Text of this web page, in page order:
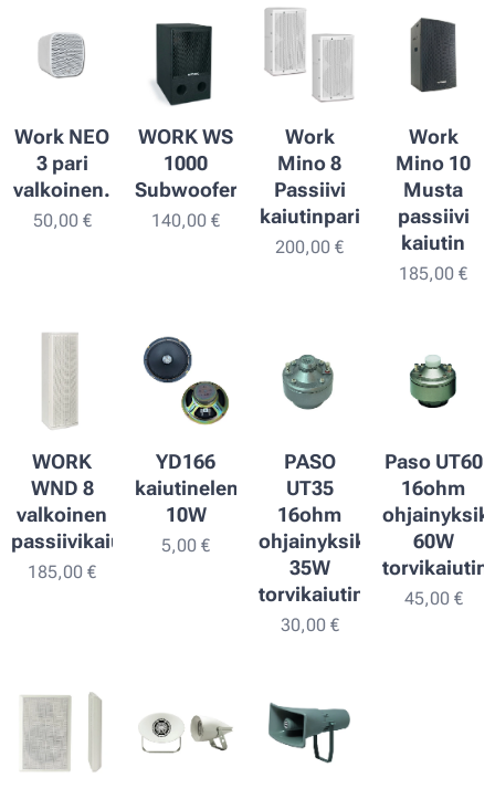
Work NEO
3 pari
valkoinen.
50,00€
WORK WS
1000
Subwoofer
140,00 €
Work
Mino 8
Passiivi
kaiutinpari
200,00 €
Work
Mino 10
Musta
passiivi
kaiutin
185,00 €
WORK
WND 8
valkoinen
passiivikaiutin.
185,00 €
YD166
kaiutinelementti
10W
5,00 €
PASO
UT35
16ohm
ohjainyksikkö
35W
torvikaiutinelementille
30,00€
Paso UT60
16ohm
60W
45,00€